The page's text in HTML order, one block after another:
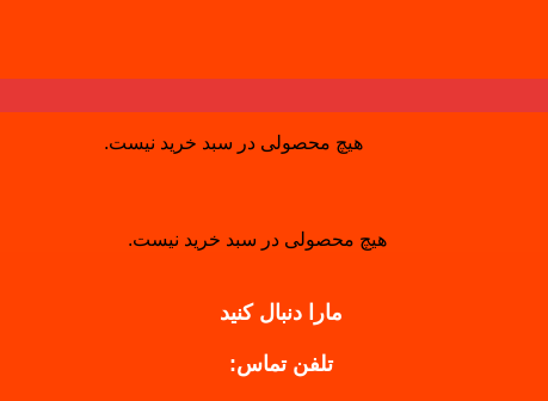
هیچ محصولی در سبد خرید نیست.
هیچ محصولی در سبد خرید نیست.
مارا دنبال کنید
تلفن تماس: